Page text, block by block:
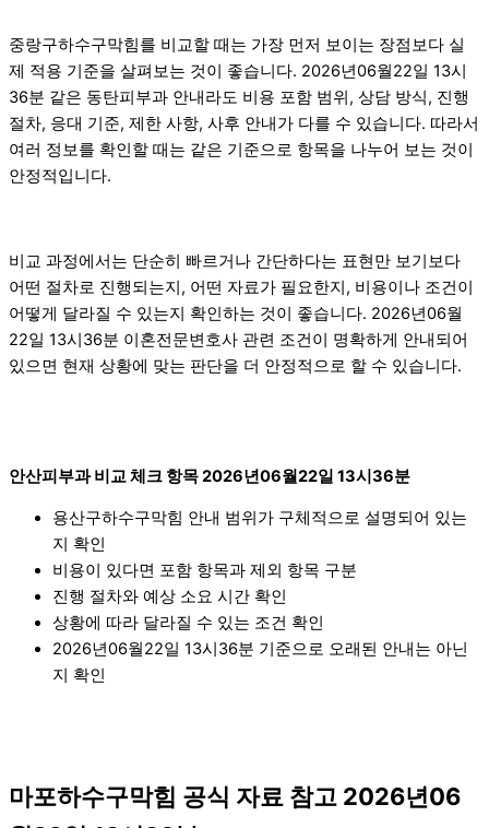
중랑구하수구막힘를 비교할 때는 가장 먼저 보이는 장점보다 실
제 적용 기준을 살펴보는 것이 좋습니다. 2026년06월22일 13시
36분 같은 동탄피부과 안내라도 비용 포함 범위, 상담 방식, 진행
절차, 응대 기준, 제한 사항, 사후 안내가 다를 수 있습니다. 따라서
여러 정보를 확인할 때는 같은 기준으로 항목을 나누어 보는 것이
안정적입니다.
비교 과정에서는 단순히 빠르거나 간단하다는 표현만 보기보다
어떤 절차로 진행되는지, 어떤 자료가 필요한지, 비용이나 조건이
어떻게 달라질 수 있는지 확인하는 것이 좋습니다. 2026년06월
22일 13시36분 이혼전문변호사 관련 조건이 명확하게 안내되어
있으면 현재 상황에 맞는 판단을 더 안정적으로 할 수 있습니다.
안산피부과 비교 체크 항목 2026년06월22일 13시36분
용산구하수구막힘 안내 범위가 구체적으로 설명되어 있는
지 확인
비용이 있다면 포함 항목과 제외 항목 구분
진행 절차와 예상 소요 시간 확인
상황에 따라 달라질 수 있는 조건 확인
2026년06월22일 13시36분 기준으로 오래된 안내는 아닌
지 확인
마포하수구막힘 공식 자료 참고 2026년06